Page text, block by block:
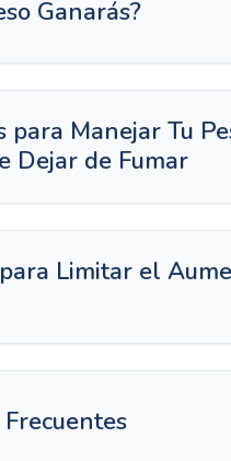
Ganarás?
para Manejar Tu
Dejar de Fumar
Limitar el